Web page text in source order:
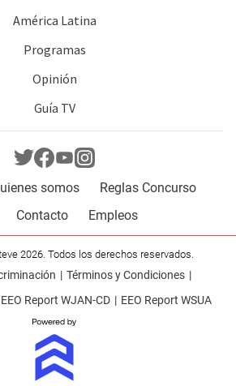
América Latina
Programas
Opinión
Guía TV
somos
Reglas Concurso
Contacto Empleos
2026. Todos los derechos reservados.
Términos y Condiciones
EEO Report WJAN-CD EEO Report WSUA